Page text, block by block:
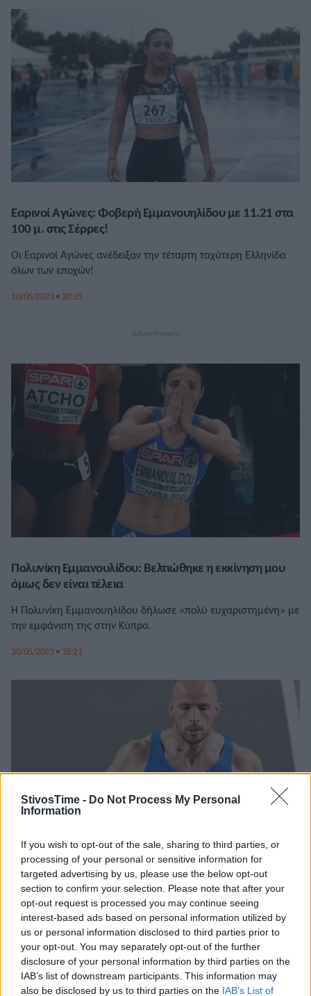
StivosTime - Do Not Process My Personal
Information
If you wish to opt-out of the sale, sharing to third parties, or
processing of your personal or sensitive information for
targeted advertising by us, please use the below opt-out
section to confirm your selection. Please note that after your
opt-out request is processed you may continue seeing
interest-based ads based on personal information utilized by
us or personal information disclosed to third parties prior to
your opt-out. You may separately opt-out of the further
disclosure of your personal information by third parties on the
IAB’s list of downstream participants. This information may
also be disclosed by us to third parties on the IAB’s List of
Εαρινοί Αγώνες: Φοβερή Εμμανουηλίδου με 11.21 στα
100 μ. στις Σέρρες!
Οι Εαρινοί Αγώνες ανέδειξαν την τέταρτη ταχύτερη Ελληνίδα
όλων των εποχών!
10/06/2023 • 20:35
Πολυνίκη Εμμανουλίδου: Βελτιώθηκε η εκκίνηση μου
όμως δεν είναι τέλεια
Η Πολυνίκη Εμμανουηλίδου δήλωσε «πολύ ευχαριστημένη» με
την εμφάνιση της στην Κύπρο.
30/05/2023 • 18:21
ΒΕΝΙΖΕΛΕΙΑ- ΧΑΝΙΑ 2023: Ο Βρετανός Άντριου
Ρόμπερτσον 1ος στα 100 μ. με 10.40
Ο Κώστας Δουβαλίδης ήταν νικητής στα 110 μ. εμπ. με 13.80
28/05/2023 • 18:38